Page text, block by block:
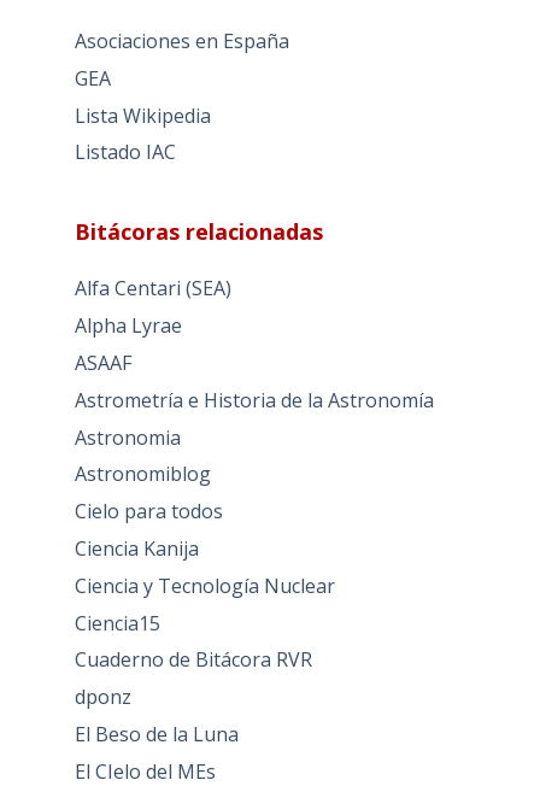
Asociaciones en España
GEA
Lista Wikipedia
Listado IAC
Bitácoras relacionadas
Alfa Centari (SEA)
Alpha Lyrae
ASAAF
Astrometría e Historia de la Astronomía
Astronomia
Astronomiblog
Cielo para todos
Ciencia Kanija
Ciencia y Tecnología Nuclear
Ciencia15
Cuaderno de Bitácora RVR
dponz
El Beso de la Luna
El CIelo del MEs